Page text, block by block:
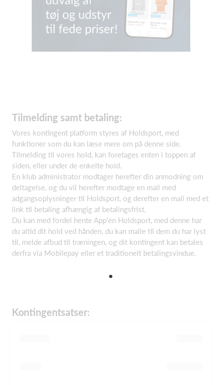
Tilmelding samt betaling:
Vores kontingent platform styres af Holdsport, med
funktioner som du kan læse mere om på denne side.
Tilmelding til vores hold, kan foretages enten i toppen af
siden, eller under de enkelte hold.
En klub administrator modtager herefter din anmodning om
deltagelse, og du vil herefter modtage en mail med
adgangsoplysninger til Holdsport, og derefter en mail med et
link til betaling afhængig af betalingsfrist.
Du kan med fordel hente App'en Holdsport, med denne har
du altid dit hold ved hånden, du kan maile til dem du har lyst
til, melde afbud til træningen, og dit kontingent kan betales
derfra via Mobilepay eller et traditionelt betalingsvindue.
Kontingentsatser: